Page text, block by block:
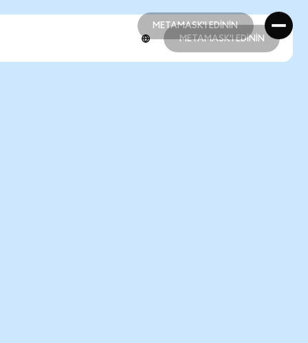
METAMASK'I EDİNİN
METAMASK'I EDİNİN
METAMASK'I EDİNİN